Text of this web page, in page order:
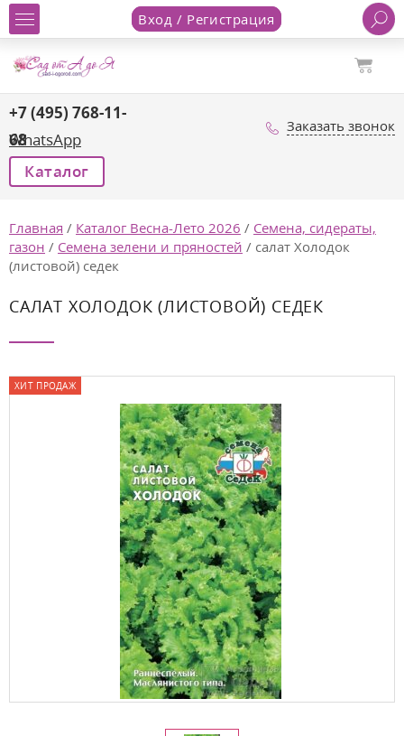
Вход / Регистрация
+7 (495) 768-11-
68
WhatsApp
Заказать звонок
Каталог
Главная / Каталог Весна-Лето 2026 / Семена, сидераты,
газон / Семена зелени и пряностей / салат Холодок
(листовой) седек
САЛАТ ХОЛОДОК (ЛИСТОВОЙ) СЕДЕК
ХИТ ПРОДАЖ